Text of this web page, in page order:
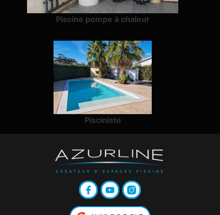
Piscine pompe à chaleur
Pisciniste